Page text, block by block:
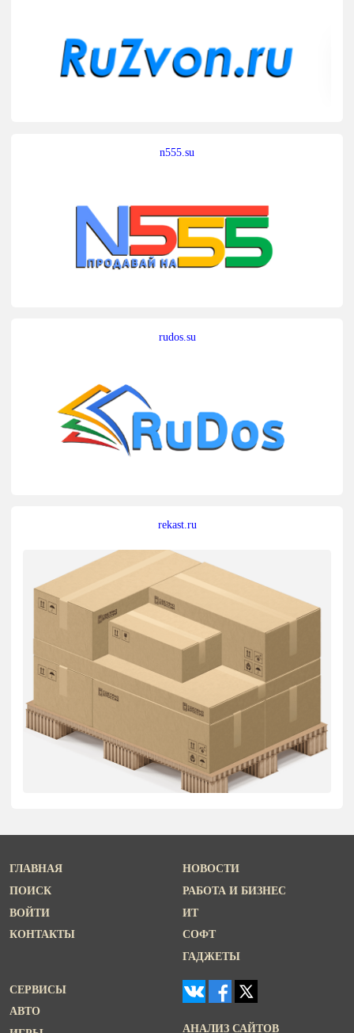
n555.su
rudos.su
rekast.ru
ГЛАВНАЯ
ПОИСК
ВОЙТИ
КОНТАКТЫ
НОВОСТИ
РАБОТА И БИЗНЕС
ИТ
СОФТ
ГАДЖЕТЫ
СЕРВИСЫ
АВТО
АНАЛИЗ САЙТОВ